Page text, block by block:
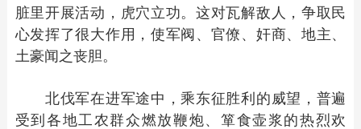
脏里开展活动，虎穴立功。这对瓦解敌人，争取民
心发挥了很大作用，使军阀、官僚、奸商、地主、
土豪闻之丧胆。
北伐军在进军途中，乘东征胜利的威望，普遍
受到各地工农群众燃放鞭炮、箪食壶浆的热烈欢